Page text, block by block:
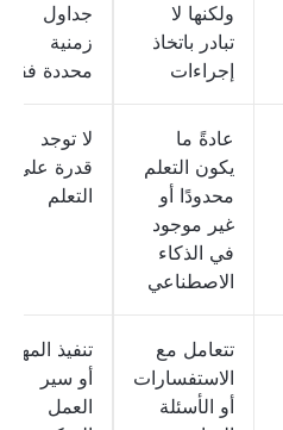
ولكنها لا
تبادر باتخاذ
إجراءات
جداول
زمنية
محددة فقط
عادةً ما
يكون التعلم
محدودًا أو
غير موجود
في الذكاء
الاصطناعي
لا توجد
قدرة على
التعلم
تتعامل مع
الاستفسارات
أو الأسئلة
تنفيذ المهام
أو سير
العمل